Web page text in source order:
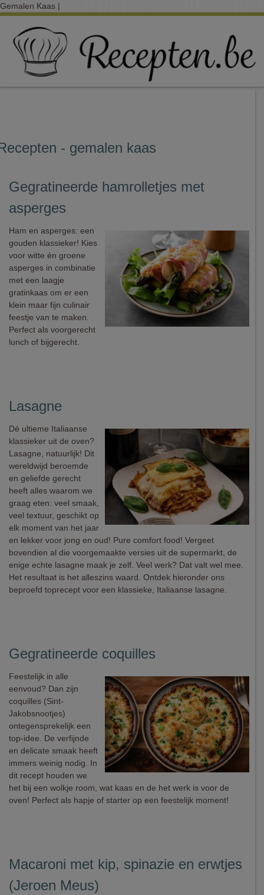
Gemalen Kaas |
- gemalen kaas
Gegratineerde hamrolletjes met
asperges
Ham en asperges: een
gouden klassieker! Kies
voor witte én groene
asperges in combinatie
met een laagje
gratinkaas om er een
klein maar fijn culinair
feestje van te maken.
Perfect als voorgerecht
lunch of bijgerecht.
Lasagne
Dé ultieme Italiaanse
klassieker uit de oven?
Lasagne, natuurlijk! Dit
wereldwijd beroemde
en geliefde gerecht
heeft alles waarom we
graag eten: veel smaak,
veel textuur, geschikt op
elk moment van het jaar
en lekker voor jong en oud! Pure comfort food! Vergeet
bovendien al die voorgemaakte versies uit de supermarkt, de
enige echte lasagne maak je zelf. Veel werk? Dat valt wel mee.
Het resultaat is het alleszins waard. Ontdek hieronder ons
beproefd toprecept voor een klassieke, Italiaanse lasagne.
Gegratineerde coquilles
Feestelijk in alle
eenvoud? Dan zijn
coquilles (Sint-
Jakobsnootjes)
ontegensprekelijk een
top-idee. De verfijnde
en delicate smaak heeft
immers weinig nodig. In
dit recept houden we
het bij een wolkje room, wat kaas en de het werk is voor de
oven! Perfect als hapje of starter op een feestelijk moment!
Macaroni met kip, spinazie en erwtjes
(Jeroen Meus)